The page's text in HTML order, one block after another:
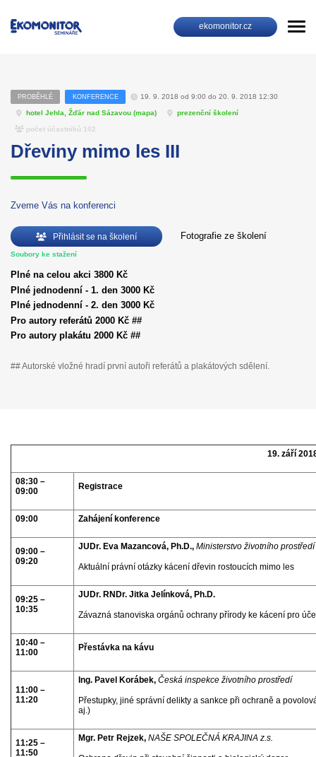
ekomonitor.cz
PROBĚHLÉ KONFERENCE 19. 9. 2018 od 9:00 do 20. 9. 2018 12:30
hotel Jehla, Žďár nad Sázavou (mapa) prezenční školení
počet účastníků 102
Dřeviny mimo les III
Zveme Vás na konferenci
Přihlásit se na školení Fotografie ze školení
Soubory ke stažení
Plné na celou akci 3800 Kč
Plné jednodenní - 1. den 3000 Kč
Plné jednodenní - 2. den 3000 Kč
Pro autory referátů 2000 Kč ##
Pro autory plakátu 2000 Kč ##
## Autorské vložné hradí první autoři referátů a plakátových sdělení.
19. září
08:30 –
09:00
Registrace
09:00 Zahájení konference
09:00 –
09:20
JUDr. Eva Mazancová, Ph.D., Ministerstvo životního prostředí
Aktuální právní otázky kácení dřevin rostoucích mimo les
09:25 –
10:35
JUDr. RNDr. Jitka Jelínková, Ph.D.
Závazná stanoviska orgánů ochrany přírody ke kácení pro
10:40 –
11:00
Přestávka na kávu
11:00 –
11:20
Ing. Pavel Korábek, Česká inspekce životního prostředí
Přestupky, jiné správní delikty a sankce při ochraně a
aj.)
11:25 –
11:50
Mgr. Petr Rejzek, NAŠE SPOLEČNÁ KRAJINA z.s.